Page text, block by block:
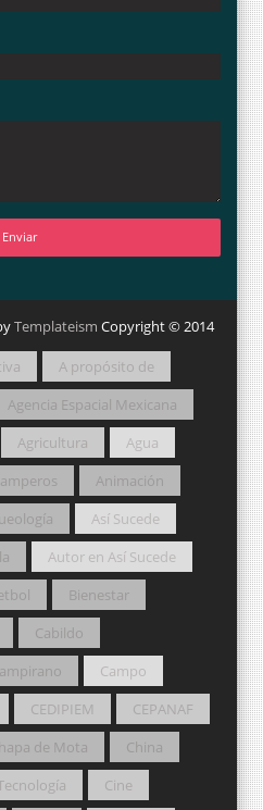
Templateism Copyright © 2014
A propósito de
Agencia Espacial Mexicana
Agricultura
Agua
Animación
Así Sucede
Autor en Así Sucede
Bienestar
Cabildo
Campo
CEDIPIEM
CEPANAF
de Mota
China
Cine